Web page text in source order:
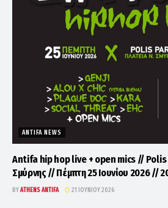
ANTIFA NEWS
Antifa hip hop live + open mics // Polis
Σμύρνης // Πέμπτη 25 Ιουνίου 2026 //
BYATHENS ANTIFA 21 ΙΟΥΝΊΟΥ 2026